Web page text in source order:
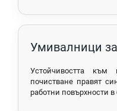
Умивалници
Устойчивостта към
почистване правят
работни повърхности